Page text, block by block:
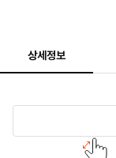
상세정보